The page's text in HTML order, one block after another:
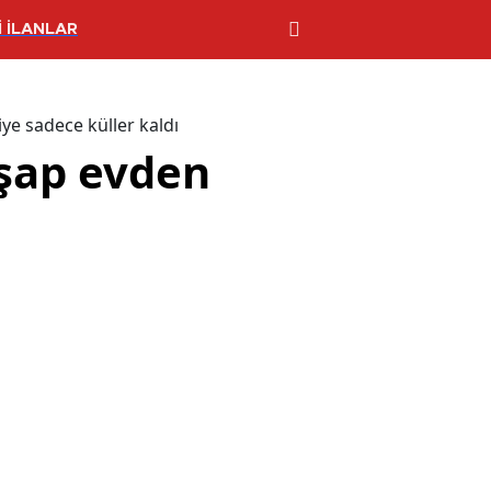
İLANLAR
sadece küller kaldı
evden